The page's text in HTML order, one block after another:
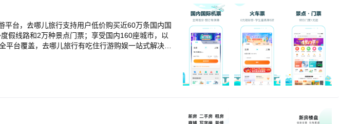
台，去哪儿旅行支持用户低价购买近60万条国内国
假线路和2万种景点门票；享受国内160座城市，以
台覆盖，去哪儿旅行有吃住行游购娱一站式解决方
的信息，聪明地安排旅行。 去哪儿网移动客户端
亿的激活下载量，增速高于行业平均水平，总用户
国网民在线旅行预订行为调查报告中，去哪儿旅行